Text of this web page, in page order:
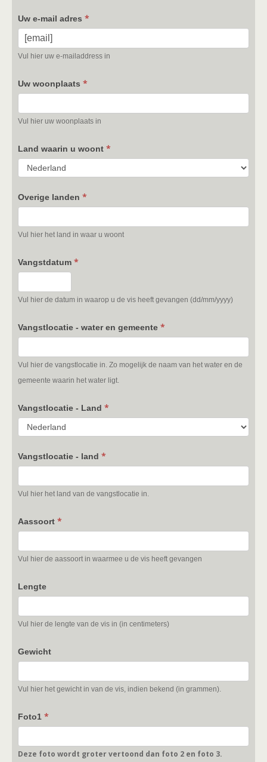
Uw e-mail adres *
Vul hier uw e-mailaddress in
Uw woonplaats *
Vul hier uw woonplaats in
Land waarin u woont *
Overige landen *
Vul hier het land in waar u woont
Vangstdatum *
Vul hier de datum in waarop u de vis heeft gevangen (dd/mm/yyyy)
Vangstlocatie - water en gemeente *
Vul hier de vangstlocatie in. Zo mogelijk de naam van het water en de
gemeente waarin het water ligt.
Vangstlocatie - Land *
Vangstlocatie - land *
Vul hier het land van de vangstlocatie in.
Aassoort *
Vul hier de aassoort in waarmee u de vis heeft gevangen
Lengte
Vul hier de lengte van de vis in (in centimeters)
Gewicht
Vul hier het gewicht in van de vis, indien bekend (in grammen).
Foto1 *
Deze foto wordt groter vertoond dan foto 2 en foto 3.